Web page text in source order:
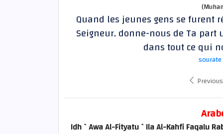
Quand les jeunes gens se furent
Seigneur, donne-nous de Ta
dans tout ce qui
Previous
Idh `Awa Al-Fityatu `Ila Al-Kahfi Faqalu